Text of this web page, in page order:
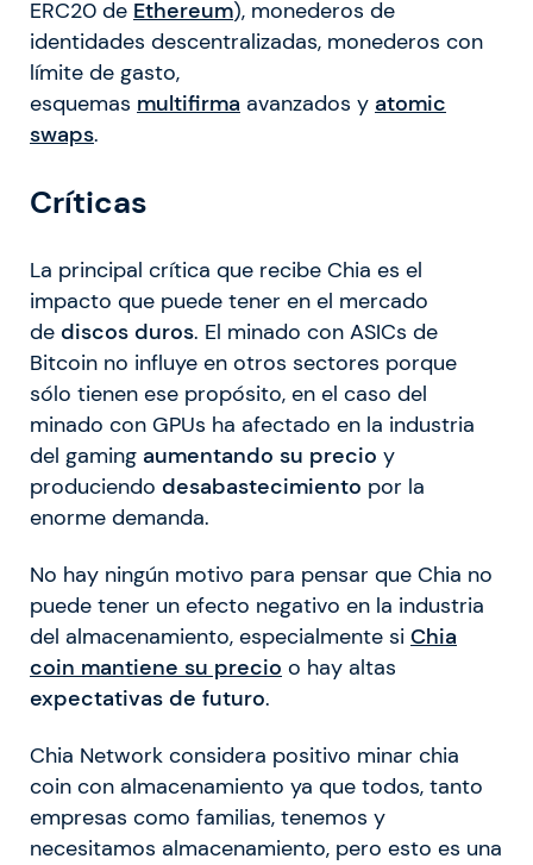
ERC20 de Ethereum), monederos de
identidades descentralizadas, monederos con
límite de gasto,
esquemas multifirma avanzados y atomic
swaps.
Críticas
La principal crítica que recibe Chia es el
impacto que puede tener en el mercado
de discos duros. El minado con ASICs de
Bitcoin no influye en otros sectores porque
sólo tienen ese propósito, en el caso del
minado con GPUs ha afectado en la industria
del gaming aumentando su precio y
produciendo desabastecimiento por la
enorme demanda.
No hay ningún motivo para pensar que Chia no
puede tener un efecto negativo en la industria
del almacenamiento, especialmente si Chia
coin mantiene su precio o hay altas
expectativas de futuro.
Chia Network considera positivo minar chia
coin con almacenamiento ya que todos, tanto
empresas como familias, tenemos y
necesitamos almacenamiento, pero esto es una